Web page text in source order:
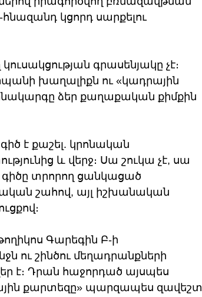
հնազանդ կցորդ սարքելու
գրասենյակը չէ։
խաղալիքն ու «կադրային
ձեր քաղաքական քիմքին
է քաշել. կրոնական
և վերջ։ Սա շուկա չէ, սա
տրորող ցանկացած
շահով, այլ իշխանական
Գարեգին Բ-ի
շինծու մեղադրանքների
Դրան հաջորդած այսպես
քարտեզը» պարզապես զավեշտ